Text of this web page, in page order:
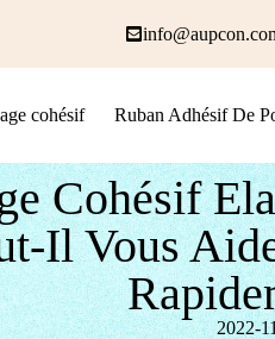
cohésif Ruban Adhésif De
Cohésif
Il Vous
2022-